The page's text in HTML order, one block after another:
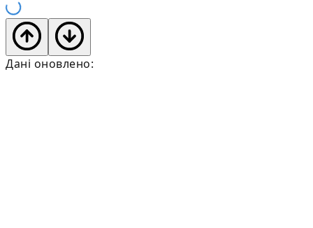
Дані оновлено: